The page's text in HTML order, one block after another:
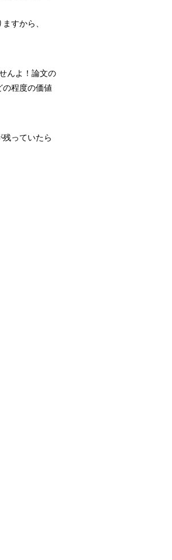
すから、
んよ！論文の
の程度の価値
っていたら